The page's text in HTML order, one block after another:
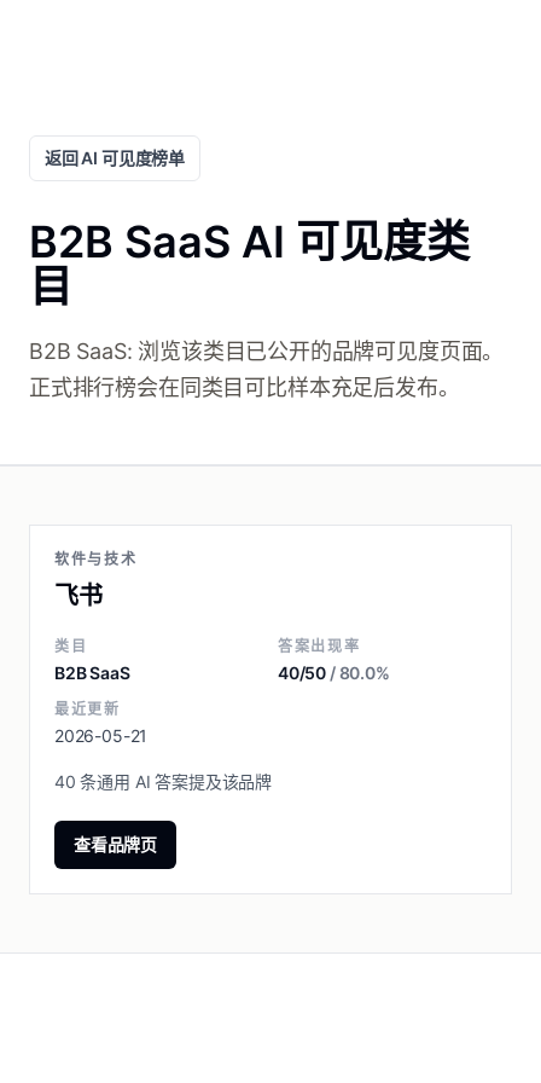
返回 AI 可见度榜单
B2B SaaS AI 可见度类
目
B2B SaaS: 浏览该类目已公开的品牌可见度页面。
正式排行榜会在同类目可比样本充足后发布。
软件与技术
飞书
类目
B2B SaaS
答案出现率
40/50 / 80.0%
最近更新
2026-05-21
40 条通用 AI 答案提及该品牌
查看品牌页